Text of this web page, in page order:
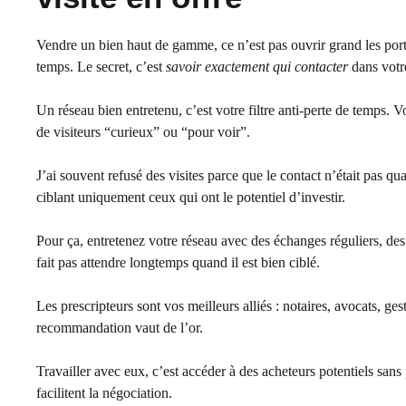
Vendre un bien haut de gamme, ce n’est pas ouvrir grand les
temps. Le secret, c’est savoir exactement qui contacterdans
Un réseau bien entretenu, c’est votre filtre anti-perte de temps.
de visiteurs “curieux” ou “pour voir”.
J’ai souvent refusé des visites parce que le contact n’était pas
ciblant uniquement ceux qui ont le potentiel d’investir.
Pour ça, entretenez votre réseau avec des échanges réguliers,
fait pas attendre longtemps quand il est bien ciblé.
Les prescripteurs sont vos meilleurs alliés : notaires, avocats,
recommandation vaut de l’or.
Travailler avec eux, c’est accéder à des acheteurs potentiels
facilitent la négociation.